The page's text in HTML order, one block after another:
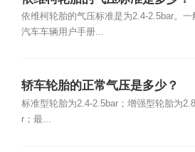
依维柯轮胎的气压标准是为2.4-2.5bar。一
汽车车辆用户手册...
轿车轮胎的正常气压是多少？
标准型轮胎为2.4-2.5bar；增强型轮胎为
r；最...